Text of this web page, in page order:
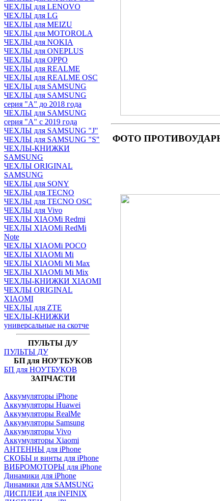
ЧЕХЛЫ для LENOVO
ЧЕХЛЫ для LG
ЧЕХЛЫ для MEIZU
ЧЕХЛЫ для MOTOROLA
ЧЕХЛЫ для NOKIA
ЧЕХЛЫ для ONEPLUS
ЧЕХЛЫ для OPPO
ЧЕХЛЫ для REALME
ЧЕХЛЫ для REALME OSC
ЧЕХЛЫ для SAMSUNG
ЧЕХЛЫ для SAMSUNG
серия "A" до 2018 года
ЧЕХЛЫ для SAMSUNG
серия "A" с 2019 года
ЧЕХЛЫ для SAMSUNG "J"
ЧЕХЛЫ для SAMSUNG "S"
ЧЕХЛЫ-КНИЖКИ
SAMSUNG
ЧЕХЛЫ ORIGINAL
SAMSUNG
ЧЕХЛЫ для SONY
ЧЕХЛЫ для TECNO
ЧЕХЛЫ для TECNO OSC
ЧЕХЛЫ для Vivo
ЧЕХЛЫ XIAOMi Redmi
ЧЕХЛЫ XIAOMi RedMi
Note
ЧЕХЛЫ XIAOMi POCO
ЧЕХЛЫ XIAOMi Mi
ЧЕХЛЫ XIAOMi Mi Max
ЧЕХЛЫ XIAOMi Mi Mix
ЧЕХЛЫ-КНИЖКИ XIAOMI
ЧЕХЛЫ ORIGINAL
XIAOMI
ЧЕХЛЫ для ZTE
ЧЕХЛЫ-КНИЖКИ
универсальные на скотче
ПУЛЬТЫ Д/У
ПУЛЬТЫ ДУ
БП для НОУТБУКОВ
БП для НОУТБУКОВ
ЗАПЧАСТИ
Аккумуляторы iPhone
Аккумуляторы Huawei
Аккумуляторы RealMe
Аккумуляторы Samsung
Аккумуляторы Vivo
Аккумуляторы Xiaomi
АНТЕННЫ для iPhone
СКОБЫ и винты для iPhone
ВИБРОМОТОРЫ для iPhone
Динамики для iPhone
Динамики для SAMSUNG
ДИСПЛЕИ для iNFINIX
ФОТО